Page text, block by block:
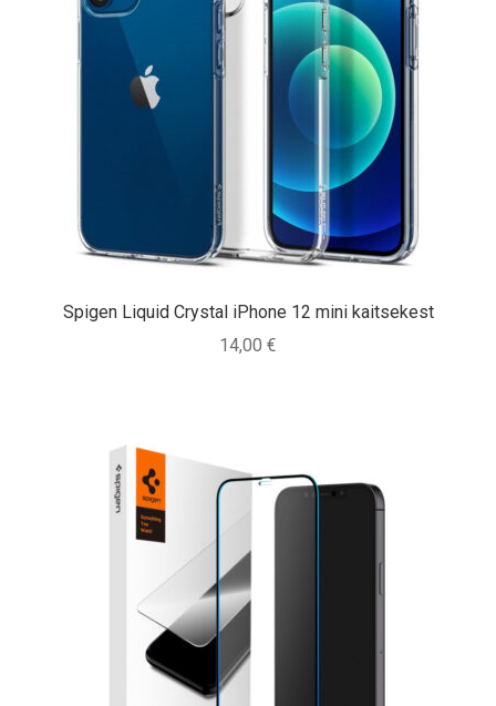
Spigen Liquid Crystal iPhone 12 mini kaitsekest
14,00 €